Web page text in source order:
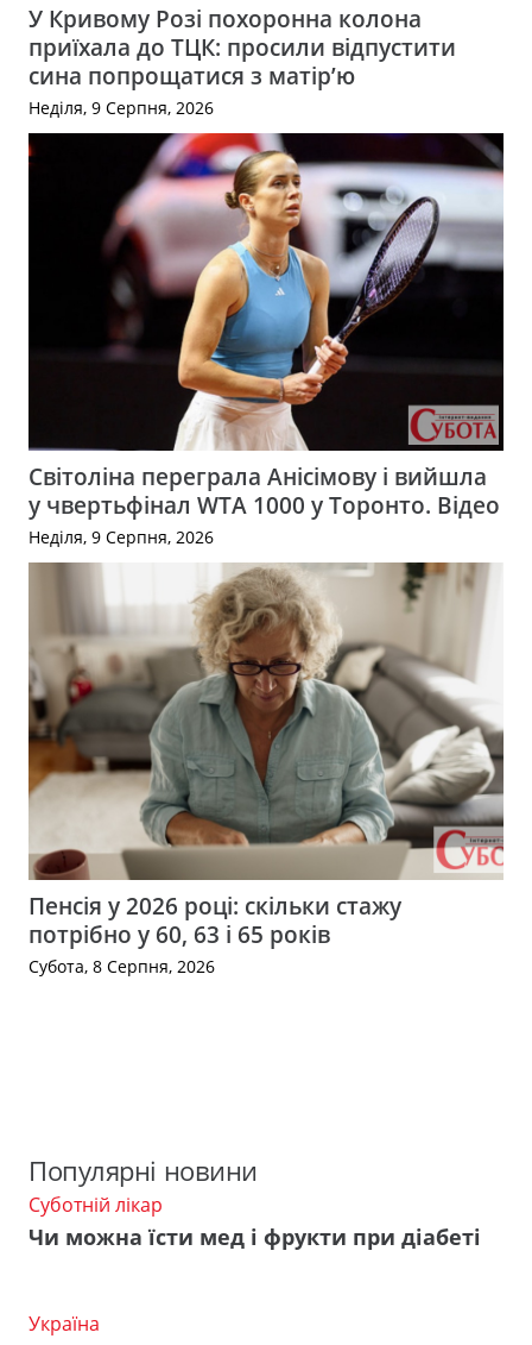
У Кривому Розі похоронна колона
приїхала до ТЦК: просили відпустити
сина попрощатися з матір’ю
Неділя, 9 Серпня, 2026
Світоліна переграла Анісімову і вийшла
у чвертьфінал WTA 1000 у Торонто. Відео
Неділя, 9 Серпня, 2026
Пенсія у 2026 році: скільки стажу
потрібно у 60, 63 і 65 років
Субота, 8 Серпня, 2026
Популярні новини
Суботній лікар
Чи можна їсти мед і фрукти при діабеті
Україна